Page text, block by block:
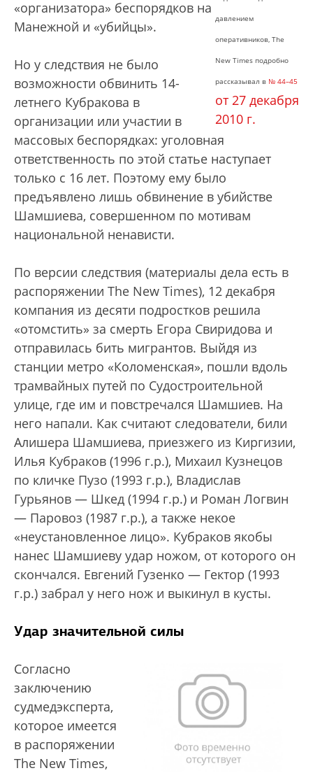
давлением
оперативников, The
New Times подробно
рассказывал в № 44–45
от 27 декабря
2010 г.
«организатора» беспорядков на
Манежной и «убийцы».
Но у следствия не было
возможности обвинить 14-
летнего Кубракова в
организации или участии в
массовых беспорядках: уголовная
ответственность по этой статье наступает
только с 16 лет. Поэтому ему было
предъявлено лишь обвинение в убийстве
Шамшиева, совершенном по мотивам
национальной ненависти.
По версии следствия (материалы дела есть в
распоряжении The New Times), 12 декабря
компания из десяти подростков решила
«отомстить» за смерть Егора Свиридова и
отправилась бить мигрантов. Выйдя из
станции метро «Коломенская», пошли вдоль
трамвайных путей по Судостроительной
улице, где им и повстречался Шамшиев. На
него напали. Как считают следователи, били
Алишера Шамшиева, приезжего из Киргизии,
Илья Кубраков (1996 г.р.), Михаил Кузнецов
по кличке Пузо (1993 г.р.), Владислав
Гурьянов — Шкед (1994 г.р.) и Роман Логвин
— Паровоз (1987 г.р.), а также некое
«неустановленное лицо». Кубраков якобы
нанес Шамшиеву удар ножом, от которого он
скончался. Евгений Гузенко — Гектор (1993
г.р.) забрал у него нож и выкинул в кусты.
Удар значительной силы
Согласно
заключению
судмедэксперта,
которое имеется
в распоряжении
The New Times,